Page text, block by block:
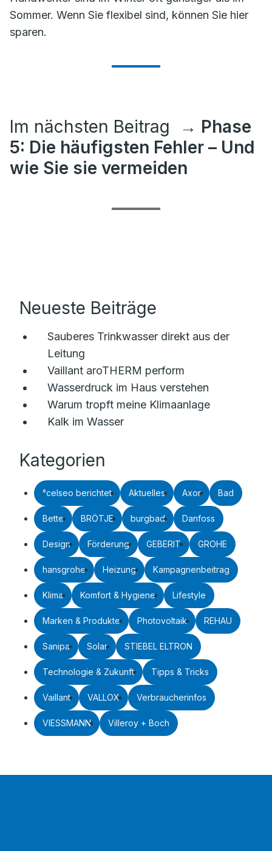
Sommer. Wenn Sie flexibel sind, können Sie hier
sparen.
Im nächsten Beitrag
→ Phase
5: Die häufigsten Fehler – Und
wie Sie sie vermeiden
Neueste Beiträge
Sauberes Trinkwasser direkt aus der
Leitung
Vaillant aroTHERM perform
Wasserdruck im Haus verstehen
Warum tropft meine Klimaanlage
Kalk im Wasser
Kategorien
°celseo berichtet Aktuelles Axor Bad
Bette BRÖTJE burgbad Danfoss
Design Förderung GEBERIT GROHE
hansgrohe Heizung Kampagnenbeitrag
Klima Komfort & Hygiene Lifestyle
Marken & Produkte Photovoltaik REHAU
Sanipa Solar STIEBEL ELTRON
Technologie & Zukunft Tipps & Tricks
Vaillant VALLOX Verbraucherinfos
VIESSMANN Villeroy + Boch